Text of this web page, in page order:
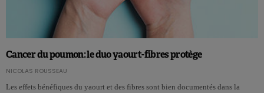
Cancer du poumon: le duo yaourt-fibres protège
NICOLAS ROUSSEAU
Les effets bénéfiques du yaourt et des fibres sont bien documentés dans la